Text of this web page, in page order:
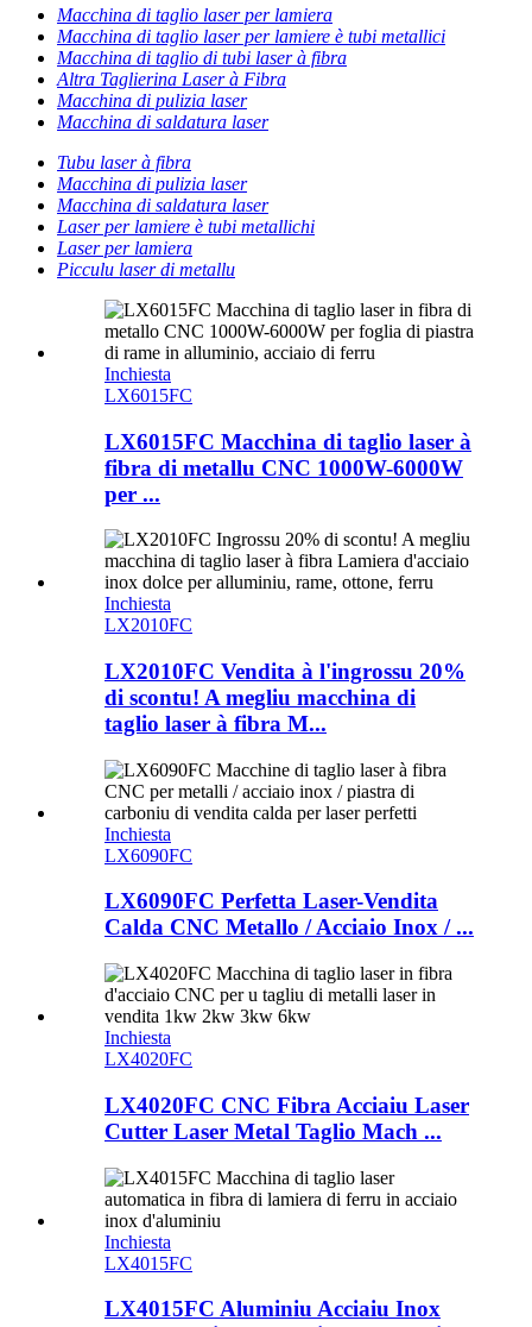
Macchina di taglio laser per lamiera
Macchina di taglio laser per lamiere è tubi metallici
Macchina di taglio di tubi laser à fibra
Altra Taglierina Laser à Fibra
Macchina di pulizia laser
Macchina di saldatura laser
Tubu laser à fibra
Macchina di pulizia laser
Macchina di saldatura laser
Laser per lamiere è tubi metallichi
Laser per lamiera
Picculu laser di metallu
Inchiesta
LX6015FC
LX6015FC Macchina di taglio laser à
fibra di metallu CNC 1000W-6000W
per ...
Inchiesta
LX2010FC
LX2010FC Vendita à l'ingrossu 20%
di scontu! A megliu macchina di
taglio laser à fibra M...
Inchiesta
LX6090FC
LX6090FC Perfetta Laser-Vendita
Calda CNC Metallo / Acciaio Inox / ...
Inchiesta
LX4020FC
LX4020FC CNC Fibra Acciaiu Laser
Cutter Laser Metal Taglio Mach ...
Inchiesta
LX4015FC
LX4015FC Aluminiu Acciaiu Inox